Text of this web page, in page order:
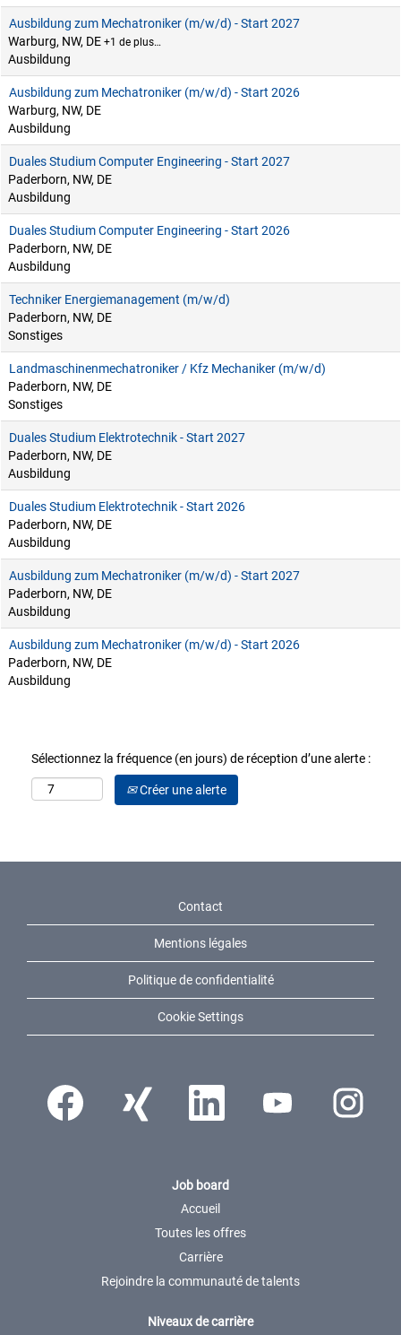
Ausbildung zum Mechatroniker (m/w/d) - Start 2027
Warburg, NW, DE +1 de plus…
Ausbildung
Ausbildung zum Mechatroniker (m/w/d) - Start 2026
Warburg, NW, DE
Ausbildung
Duales Studium Computer Engineering - Start 2027
Paderborn, NW, DE
Ausbildung
Duales Studium Computer Engineering - Start 2026
Paderborn, NW, DE
Ausbildung
Techniker Energiemanagement (m/w/d)
Paderborn, NW, DE
Sonstiges
Landmaschinenmechatroniker / Kfz Mechaniker (m/w/d)
Paderborn, NW, DE
Sonstiges
Duales Studium Elektrotechnik - Start 2027
Paderborn, NW, DE
Ausbildung
Duales Studium Elektrotechnik - Start 2026
Paderborn, NW, DE
Ausbildung
Ausbildung zum Mechatroniker (m/w/d) - Start 2027
Paderborn, NW, DE
Ausbildung
Ausbildung zum Mechatroniker (m/w/d) - Start 2026
Paderborn, NW, DE
Ausbildung
Sélectionnez la fréquence (en jours) de réception d’une alerte :
Créer une alerte
Contact
Mentions légales
Politique de confidentialité
Cookie Settings
S’ouvre dans un nouvel onglet.
S’ouvre dans un nouvel onglet.
S’ouvre dans un nouvel onglet.
S’ouvre dans un nouvel
S’ouvre
Job board
Accueil
Toutes les offres
Carrière
Rejoindre la communauté de talents
Niveaux de carrière